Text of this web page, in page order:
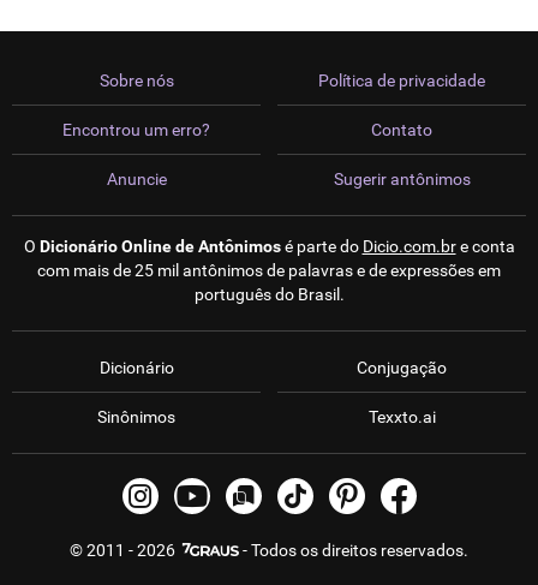
Sobre nós
Encontrou um erro?
Anuncie
Política de privacidade
Contato
Sugerir antônimos
O Dicionário Online de Antônimosé parte do Dicio.com.bre conta
com mais de 25 mil antônimos de palavras e de expressões em
português do Brasil.
Dicionário
Sinônimos
Conjugação
Texxto.ai
© 2011 - 2026 - Todos os direitos reservados.